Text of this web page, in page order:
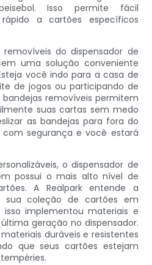
Isso permite fácil
a cartões específicos
do dispensador de
uma solução conveniente
você indo para a casa de
de jogos ou participando de
removíveis permitem
suas cartas sem medo
as bandejas para fora do
com segurança e você estará
o dispensador de
possui o mais alto nível de
A Realpark entende a
sua coleção de cartões em
implementou materiais e
geração no dispensador.
duráveis ​​e resistentes
que seus cartões estejam